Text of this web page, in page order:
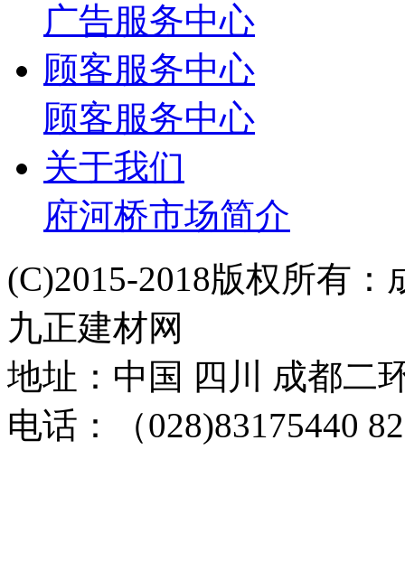
广告服务中心
顾客服务中心
顾客服务中心
关于我们
府河桥市场简介
(C)2015-2018版权所有
九正建材网
地址：中国 四川 成都二
电话：（028)83175440